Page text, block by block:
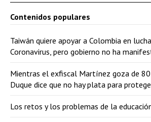
Contenidos populares
Taiwán quiere apoyar a Colombia en
Coronavirus, pero gobierno no ha
Mientras el exfiscal Martínez goza de
Duque dice que no hay plata para
Los retos y los problemas de la